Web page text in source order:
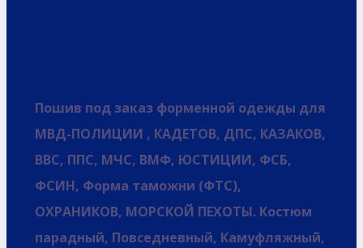
Пошив под заказ форменной одежды для
МВД-ПОЛИЦИИ , КАДЕТОВ, ДПС, КАЗАКОВ,
ВВС, ППС, МЧС, ВМФ, ЮСТИЦИИ, ФСБ,
ФСИН, Форма таможни (ФТС),
ОХРАНИКОВ, МОРСКОЙ ПЕХОТЫ. Костюм
парадный, Повседневный, Камуфляжный,